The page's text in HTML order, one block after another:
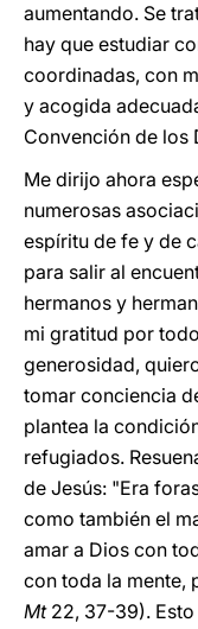
aumentando. Se
hay que estudiar
coordinadas, con
y acogida
Convención de los
Me dirijo ahora
numerosas
espíritu de fe y de
para salir al
hermanos y
mi gratitud por
generosidad,
tomar conciencia
plantea la
refugiados.
de Jesús: "Era
como también el
amar a Dios con
con toda la mente,
Mt22, 37-39). Esto